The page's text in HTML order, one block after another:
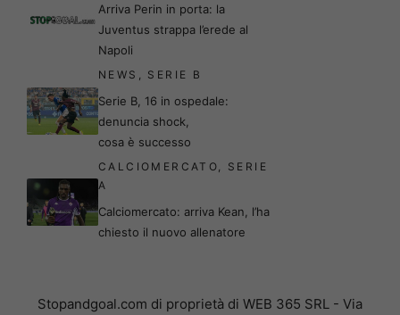
Arriva Perin in porta: la
Juventus strappa l’erede al
Napoli
NEWS SERIE B
Serie B, 16 in ospedale:
denuncia shock,
cosa è successo
CALCIOMERCATO
SERIE
A
Calciomercato: arriva Kean, l’ha
chiesto il nuovo allenatore
Stopandgoal.com di proprietà di WEB 365 SRL - Via